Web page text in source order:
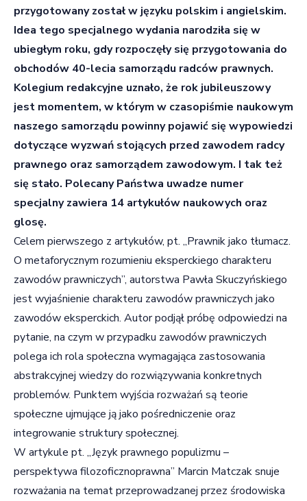
przygotowany został w języku polskim i angielskim.
Idea tego specjalnego wydania narodziła się w
ubiegłym roku, gdy rozpoczęły się przygotowania do
obchodów 40-lecia samorządu radców prawnych.
Kolegium redakcyjne uznało, że rok jubileuszowy
jest momentem, w którym w czasopiśmie naukowym
naszego samorządu powinny pojawić się wypowiedzi
dotyczące wyzwań stojących przed zawodem radcy
prawnego oraz samorządem zawodowym. I tak też
się stało. Polecany Państwa uwadze numer
specjalny zawiera 14 artykułów naukowych oraz
glosę.
Celem pierwszego z artykułów, pt. „Prawnik jako tłumacz.
O metaforycznym rozumieniu eksperckiego charakteru
zawodów prawniczych”, autorstwa Pawła Skuczyńskiego
jest wyjaśnienie charakteru zawodów prawniczych jako
zawodów eksperckich. Autor podjął próbę odpowiedzi na
pytanie, na czym w przypadku zawodów prawniczych
polega ich rola społeczna wymagająca zastosowania
abstrakcyjnej wiedzy do rozwiązywania konkretnych
problemów. Punktem wyjścia rozważań są teorie
społeczne ujmujące ją jako pośredniczenie oraz
integrowanie struktury społecznej.
W artykule pt. „Język prawnego populizmu –
perspektywa filozoficznoprawna” Marcin Matczak snuje
rozważania na temat przeprowadzanej przez środowiska